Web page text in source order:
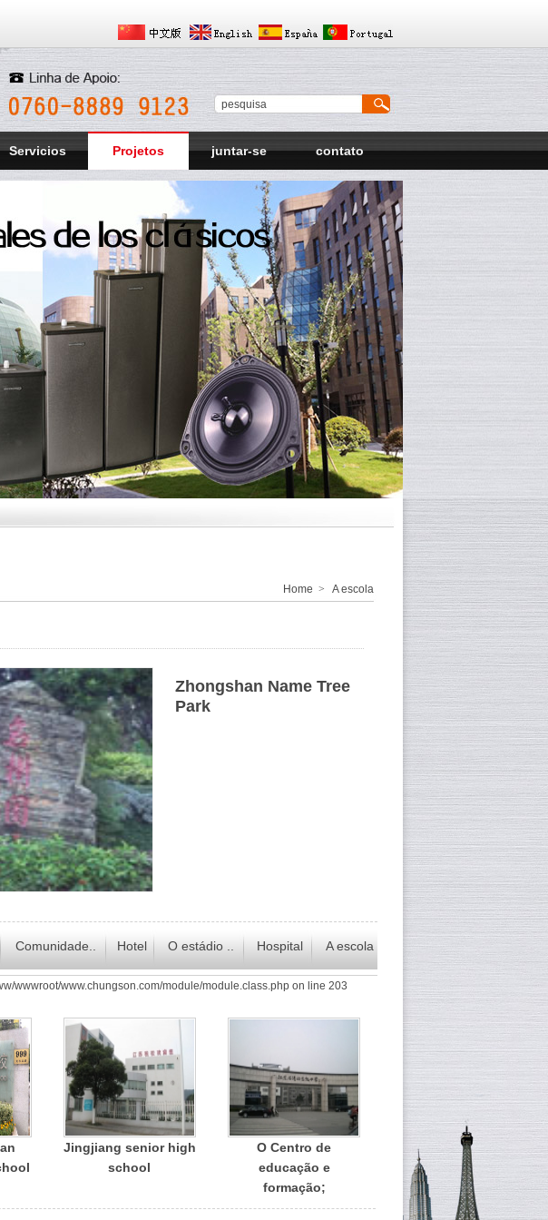
Servicios Projetos juntar-se contato
Home > A escola
Zhongshan Name Tree
Park
Macau University of
Technology
Comunidade.. Hotel O estádio .. Hospital A escola
wwwroot/www.chungson.com/module/module.class.php on line 203
Jingjiang senior high
school
O Centro de
educação e
formação;